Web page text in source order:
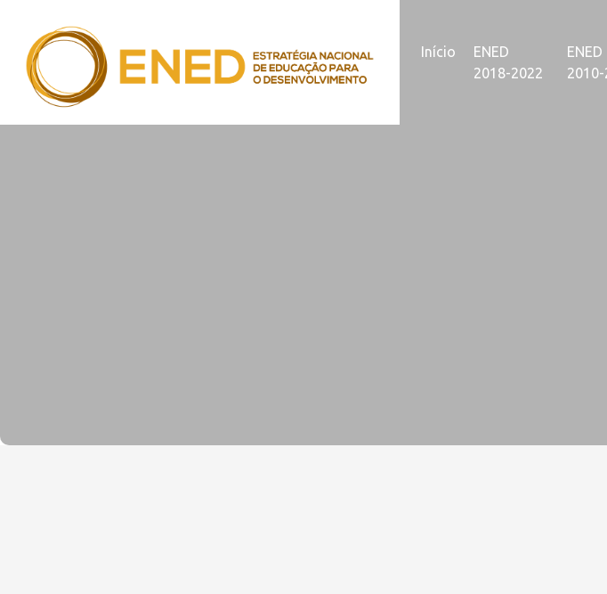
Início
ENED
2018-2022
ENED